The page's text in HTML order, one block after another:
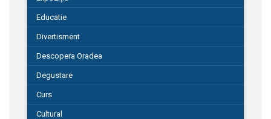
Educatie
Divertisment
Descopera Oradea
Degustare
Curs
Cultural